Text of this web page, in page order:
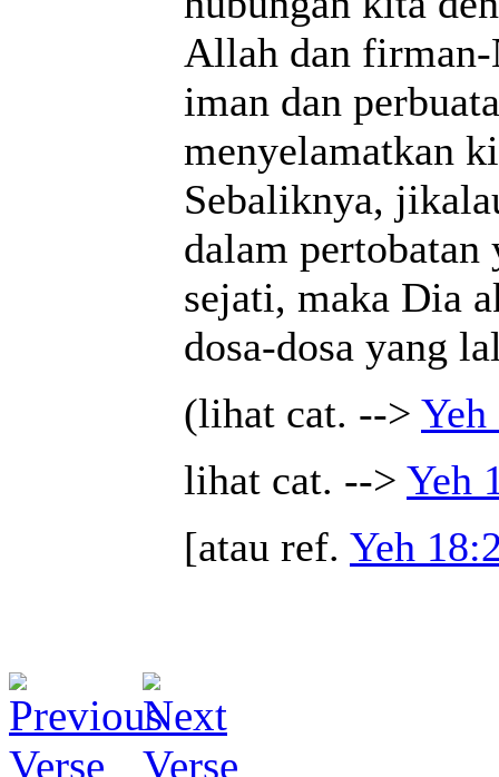
Allah dan firman-
iman dan
menyelamatkan
Sebaliknya,
dalam pertobatan
sejati, maka Dia
dosa-dosa yang
(lihat cat. -->
lihat cat. --> Yeh
[atau ref. Yeh